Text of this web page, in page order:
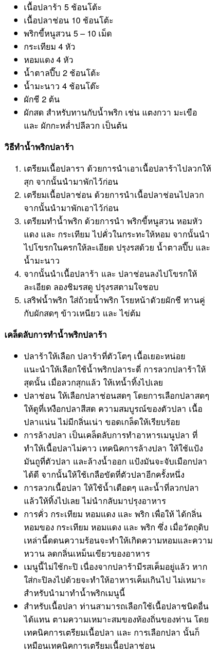
เนื้อปลาร้า 5 ช้อนโต้ะ
เนื้อปลาช่อน 10 ช้อนโต้ะ
พริกขี้หนูสวน 5 – 10 เม็ด
กระเทียม 4 หัว
หอมแดง 4 หัว
น้ำตาลปี๊บ 2 ช้อนโต้ะ
น้ำมะนาว 4 ช้อนโต๊ะ
ผักชี 2 ต้น
ผักสด สำหรับทานกับน้ำพริก เช่น แตงกวา มะเขือ
และ ผักกะหล่ำปลีลวก เป็นต้น
วิธีทำน้ำพริกปลาร้า
เตรียมเนื้อปลารา ด้วยการนำเอาเนื้อปลาร้าไปลวกให้
สุก จากนั้นนำมาพักไว้ก่อน
เตรียมเนื้อปลาช่อน ด้วยการนำเนื้อปลาช่อนไปลวก
จากนั้นนำมาพักเอาไว้ก่อน
เตรียมทำน้ำพริก ด้วยการนำ พริกขี้หนูสวน หอมหัว
แดง และ กระเทียม ไปคั่วในกระทะให้หอม จากนั้นนำ
ไปโขรกในครกให้ละเอียด ปรุงรสด้วย น้ำตาลปี๊บ และ
น้ำมะนาว
จากนั้นนำเนื้อปลาร้า และ ปลาช่อนลงไปโขรกให้
ละเอียด ลองชิมรสดู ปรุงรสตามใจชอบ
เสริฟน้ำพริก ใส่ถ้วยน้ำพริก โรยหน้าดัวยผักชี ทานคู่
กับผักสดๆ ข้าวเหนียว และ ไข่ต้ม
เคล็ดลับการทำน้ำพริกปลาร้า
ปลาร้าให้เลือก ปลาร้าที่ตัวโตๆ เนื้อเยอะหน่อย
แนะนำให้เลือกใช้น้ำพริกปลาระดี่ การลวกปลาร้าให้
สุดนั้น เมื่อลวกสุกแล้ว ให้เทน้ำทิ้งไปเลย
ปลาช่อน ให้เลือกปลาช่อนสดๆ โดยการเลือกปลาสดๆ
ให้ดูที่เหงือกปลาสีสด ความสมบูรณ์ของตัวปลา เนื้อ
ปลาแน่น ไม่มีกลิ่นเน่า ขอดเกล็ดให้เรียบร้อย
การล้างปลา เป็นเคล็ดลับการทำอาหารเมนูปลา ที่
ทำให้เนื้อปลาไม่คาว เทคนิคการล้างปลา ให้ใช้แป้ง
มันถูที่ตัวปลา และล้างน้ำออก แป้งมันจะจับเมือกปลา
ได้ดี จากนั้นให้ใช้เกลือขัดที่ตัวปลาอีกครั้งหนึ่ง
การลวกเนื้อปลา ให้ใช้น้ำเดือดๆ และน้ำที่ลวกปลา
แล้วให้ทิ้งไปเลย ไม่นำกลับมาปรุงอาหาร
การคั่ว กระเทียม หอมแดง และ พริก เพื่อให้ ได้กลิ่น
หอมของ กระเทียม หอมแดง และ พริก ซึ่ง เมื่อวัตถุดิบ
เหล่านี้ดดนความร้อนจะทำให้เกิดความหอมและความ
หวาน ลดกลิ่นเหม็นเขียวของอาหาร
เมนูนี้ไม่ใช้กะปิ เนื่องจากปลาร้ามีรสเค็มอยู่แล้ว หาก
ใส่กะปิลงไปด้วยจะทำให้อาหารเค็มเกินไป ไม่เหมาะ
สำหรับนำมาทำน้ำพริกเมนูนี้
สำหรับเนื้อปลา ท่านสามารถเลือกใช้เนื้อปลาชนิดอื่น
ได้แทน ตามความเหมาะสมของท้องถิ่นของท่าน โดย
เทคนิคการเตรียมเนื้อปลา และ การเลือกปลา นั้นก็
เหมือนเทคนิคการเตรียมเนื้อปลาช่อน